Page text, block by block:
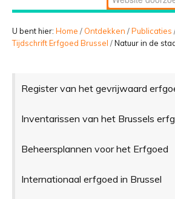
BELEVEN
Geavanceerd
zoeken...
U bent hier: Home / Ontdekken /Publicaties
Tijdschrift Erfgoed Brussel /Natuur in de
Register van het gevrijwaard
Inventarissen van het Brussels
Beheersplannen voor het Erfgoed
Internationaal erfgoed in Brussel